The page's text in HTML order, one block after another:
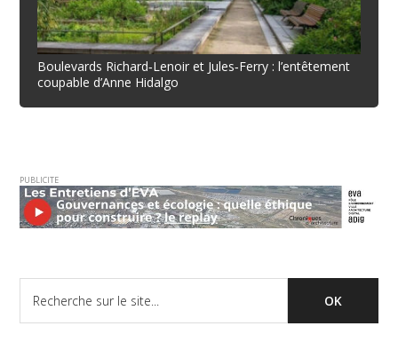
Boulevards Richard‐Lenoir et Jules‐Ferry : l’entêtement
coupable d’Anne Hidalgo
PUBLICITE